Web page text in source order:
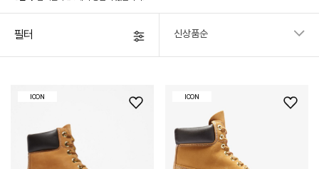
필터
위
ICON
위
ICON